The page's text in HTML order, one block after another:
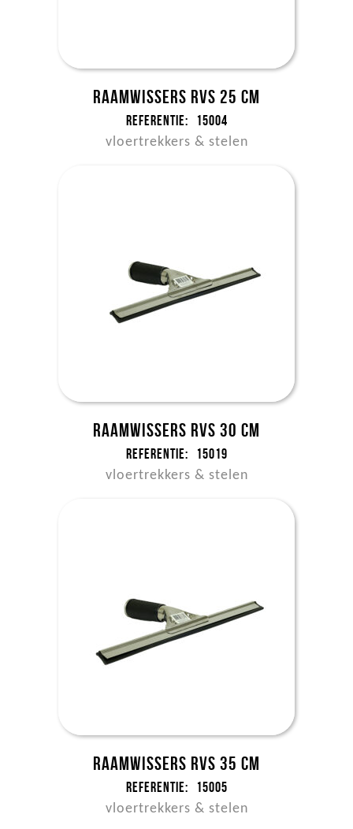
Raamwissers RVS 25 cm
Referentie: 15004
vloertrekkers & stelen
Raamwissers RVS 30 cm
Referentie: 15019
vloertrekkers & stelen
Raamwissers RVS 35 cm
Referentie: 15005
vloertrekkers & stelen